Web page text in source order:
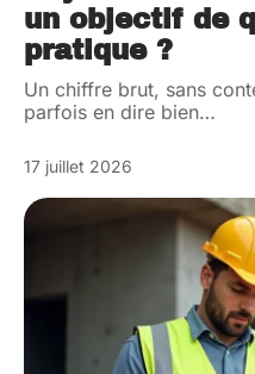
un objectif de
pratique ?
Un chiffre brut, sans
parfois en dire bien…
17 juillet 2026